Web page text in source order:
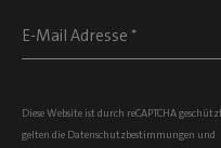
Diese Website ist durch reCAPTCHA
gelten die Datenschutzbestimmungen und